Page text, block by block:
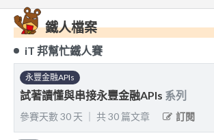
鐵人檔案
iT 邦幫忙鐵人賽
永豐金融APIs
試著讀懂與串接永豐金融APIs 系列
參賽天數30 天 共30 篇文章 訂閱